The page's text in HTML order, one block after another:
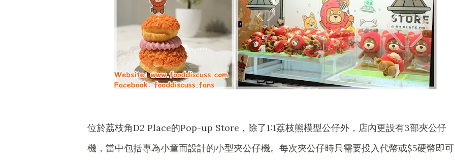
位於荔枝角D2 Place的Pop-up Store，除了1:1荔枝熊模型公仔外，店內更設有3部夾公仔
機，當中包括專為小童而設計的小型夾公仔機。每次夾公仔時只需要投入代幣或$5硬幣即